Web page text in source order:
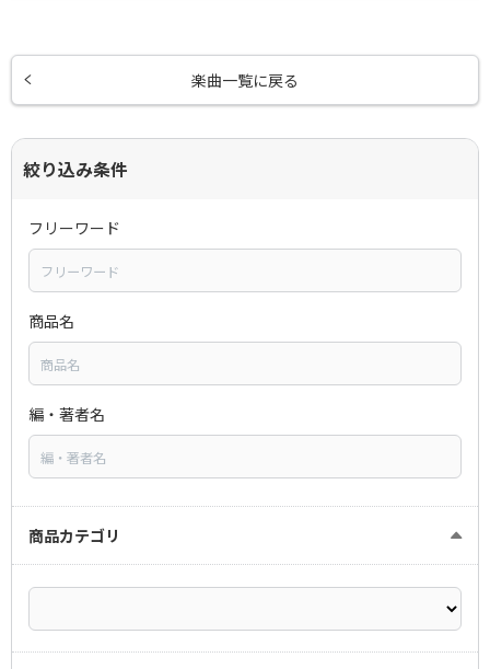
楽曲一覧に戻る
絞り込み条件
フリーワード
商品名
編・著者名
商品カテゴリ